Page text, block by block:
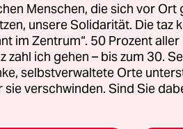
verfügte, war
wären
wenn der Mossad nicht
hätte.
Menschen, die sich vor
unsere Solidarität. Die taz
im Zentrum“. 50 Prozent
zahl ich gehen – bis zum 30.
selbstverwaltete Orte
sie verschwinden. Sind Sie